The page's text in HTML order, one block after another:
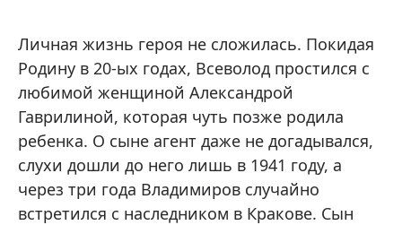
Личная жизнь героя не сложилась. Покидая
Родину в 20-ых годах, Всеволод простился с
любимой женщиной Александрой
Гаврилиной, которая чуть позже родила
ребенка. О сыне агент даже не догадывался,
слухи дошли до него лишь в 1941 году, а
через три года Владимиров случайно
встретился с наследником в Кракове. Сын